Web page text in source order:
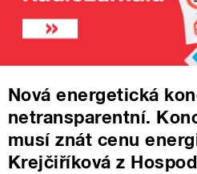
Nová energetická
netransparentní.
musí znát cenu
Krejčiříková z